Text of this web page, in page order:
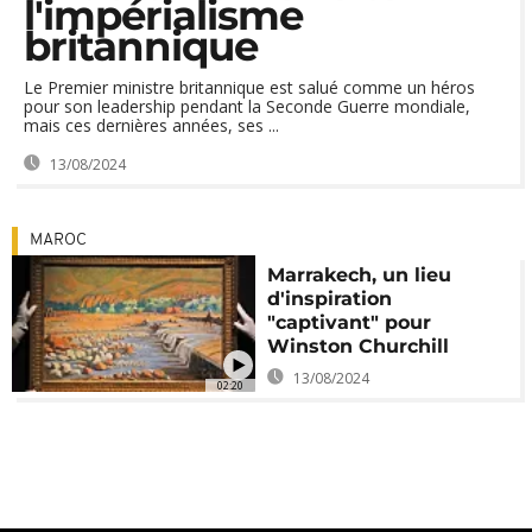
l'impérialisme
britannique
Le Premier ministre britannique est salué comme un héros
pour son leadership pendant la Seconde Guerre mondiale,
mais ces dernières années, ses ...
13/08/2024
02:20
MAROC
Marrakech, un lieu
d'inspiration
"captivant" pour
Winston Churchill
13/08/2024